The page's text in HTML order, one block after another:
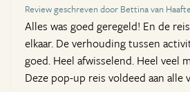
Review geschreven door Bettina van
Alles was goed geregeld! En de
elkaar. De verhouding tussen
goed. Heel afwisselend. Heel veel
Deze pop-up reis voldeed aan alle